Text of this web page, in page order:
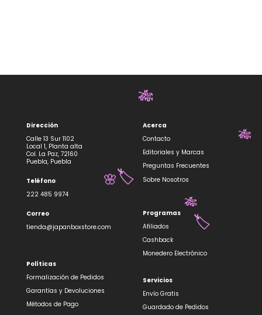
Dirección
Calle 13 Sur 1102
Local 1, Planta alta
Col. La Paz, 72160
Puebla, Puebla
Teléfono
222 485 9974
Correo
tienda@japanboxstore.com
Políticas
Formalización de Pedidos
Garantías y Devoluciones
Métodos de Pago
Acerca
Contacto
Editoriales y Marcas
Preguntas Frecuentes
Sobre Nosotros
Programas
Afiliados
Cashback
Monedero Electrónico
Servicios
Envío Gratis
Guardado de Pedidos
🎋
🏷️